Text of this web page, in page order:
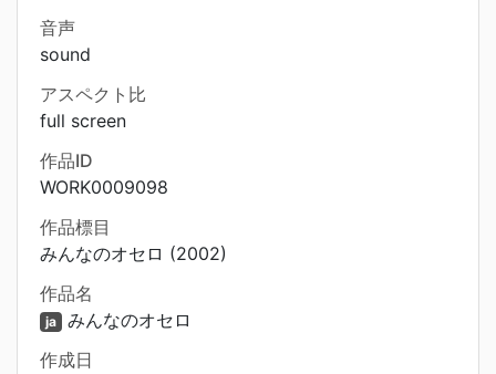
音声
sound
アスペクト比
full screen
作品ID
WORK0009098
作品標目
みんなのオセロ (2002)
作品名
ja みんなのオセロ
作成日